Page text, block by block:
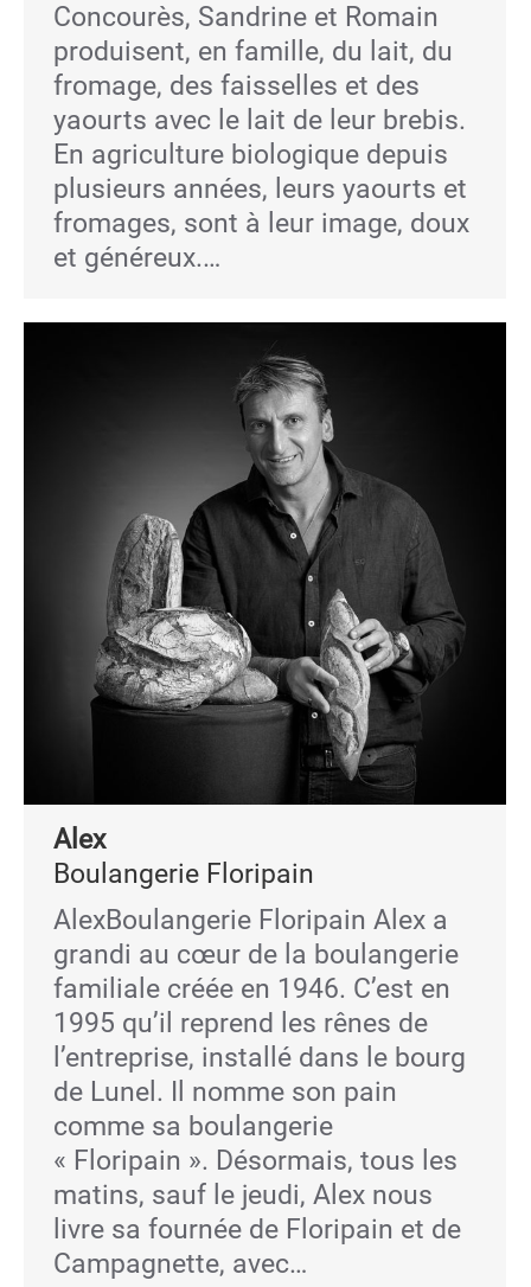
Concourès, Sandrine et Romain
produisent, en famille, du lait, du
fromage, des faisselles et des
yaourts avec le lait de leur brebis.
En agriculture biologique depuis
plusieurs années, leurs yaourts et
fromages, sont à leur image, doux
et généreux.…
Alex
Boulangerie Floripain
AlexBoulangerie Floripain Alex a
grandi au cœur de la boulangerie
familiale créée en 1946. C’est en
1995 qu’il reprend les rênes de
l’entreprise, installé dans le bourg
de Lunel. Il nomme son pain
comme sa boulangerie
« Floripain ». Désormais, tous les
matins, sauf le jeudi, Alex nous
livre sa fournée de Floripain et de
Campagnette, avec…